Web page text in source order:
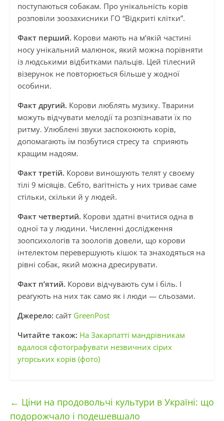
поступаються собакам. Про унікальність корів
розповіли зоозахисники ГО “Відкриті клітки”.
Факт перший. Корови мають на м’якій частині
носу унікальний малюнок, який можна порівняти
із людськими відбитками пальців. Цей тілесний
візерунок не повторюється більше у жодної
особини.
Факт другий. Корови люблять музику. Тварини
можуть відчувати мелодії та розпізнавати їх по
ритму. Улюблені звуки заспокоюють корів,
допомагають їм позбутися стресу та сприяють
кращим надоям.
Факт третій. Корови виношують телят у своєму
тілі 9 місяців. Себто, вагітність у них триває саме
стільки, скільки й у людей.
Факт четвертий. Корови здатні вчитися одна в
одної та у людини. Численні дослідження
зоопсихологів та зоологів довели, що корови
інтелектом перевершують кішок та знаходяться на
рівні собак, який можна дресирувати.
Факт п’ятий. Корови відчувають сум і біль. І
реагують на них так само як і люди — сльозами.
Джерело: сайт GreenPost
Читайте також: На Закарпатті мандрівникам
вдалося сфотографувати незвичних сірих
угорських корів (фото)
← Ціни на продовольчі культури в Україні: що
подорожчало і подешевшало